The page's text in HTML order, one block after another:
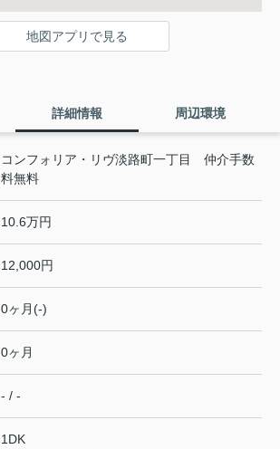
地図アプリで見る
詳細情報 周辺環境
コンフォリア・リヴ淡路町一丁目 仲介手数
料無料
10.6万円
12,000円
0ヶ月(-)
0ヶ月
- / -
1DK